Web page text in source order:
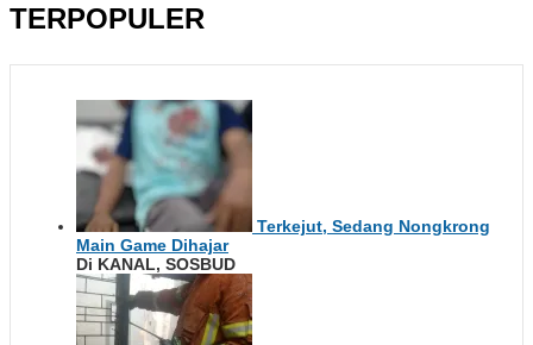
TERPOPULER
Terkejut, Sedang Nongkrong
Main Game Dihajar
Di KANAL, SOSBUD